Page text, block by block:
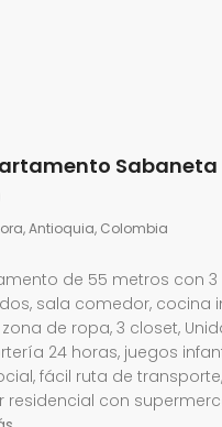
Antioquia, Colombia
de 55 metros con
sala comedor, cocina
de ropa, 3 closet,
24 horas, juegos
fácil ruta de
residencial con